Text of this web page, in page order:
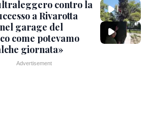
contro la
a Rivarotta
garage del
come potevamo
giornata»